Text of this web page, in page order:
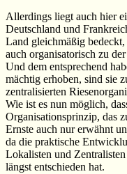
Allerdings liegt auch hier
Deutschland und
Land gleichmäßig
auch organisatorisch zu
Und dem entsprechend
mächtig erhoben, sind sie
zentralisierten
Wie ist es nun möglich,
Organisationsprinzip, das
Ernste auch nur erwähnt
da die praktische
Lokalisten und
längst entschieden hat.